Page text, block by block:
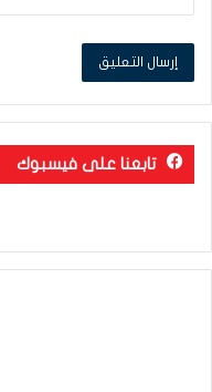
تابعنا على فيسبوك